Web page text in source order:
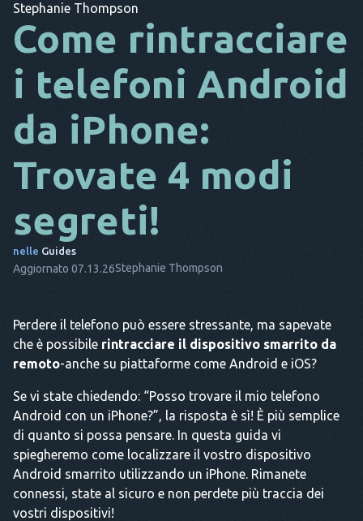
CS
DA
NL
PT
Stephanie Thompson
Come rintracciare
i telefoni Android
da iPhone:
Trovate 4 modi
segreti!
nelle Guides
Aggiornato 07.13.26Stephanie Thompson
Perdere il telefono può essere stressante, ma sapevate
che è possibile rintracciare il dispositivo smarrito da
remoto-anche su piattaforme come Android e iOS?
Se vi state chiedendo: “Posso trovare il mio telefono
Android con un iPhone?”, la risposta è sì! È più semplice
di quanto si possa pensare. In questa guida vi
spiegheremo come localizzare il vostro dispositivo
Android smarrito utilizzando un iPhone. Rimanete
connessi, state al sicuro e non perdete più traccia dei
vostri dispositivi!